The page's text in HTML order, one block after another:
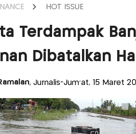
HOT ISSUE
Terdampak
Dibatalkan
, Jurnalis-Jum'at, 15 Maret